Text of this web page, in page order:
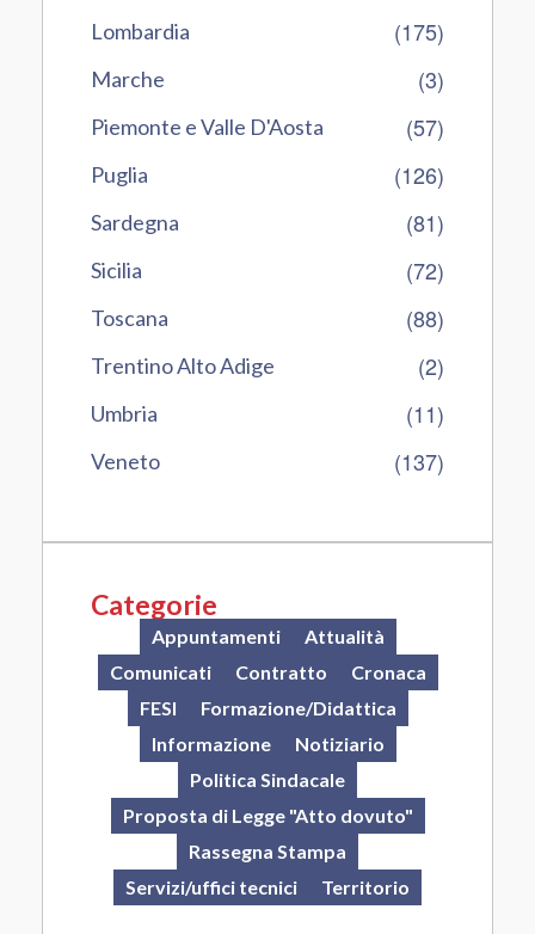
Lombardia (175)
Marche (3)
Piemonte e Valle D'Aosta (57)
Puglia (126)
Sardegna (81)
Sicilia (72)
Toscana (88)
Trentino Alto Adige (2)
Umbria (11)
Veneto (137)
Categorie
Appuntamenti
Attualità
Comunicati
Contratto
Cronaca
FESI
Formazione/Didattica
Informazione
Notiziario
Politica Sindacale
Proposta di Legge "Atto dovuto"
Rassegna Stampa
Servizi/uffici tecnici
Territorio